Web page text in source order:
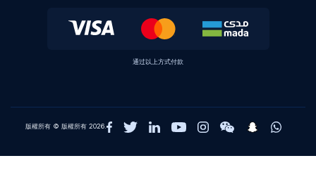
通过以上方式付款
版權所有 © 版權所有 2026.